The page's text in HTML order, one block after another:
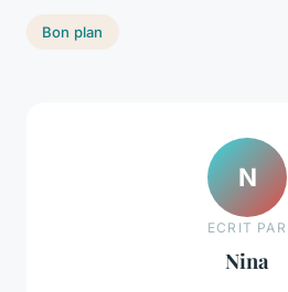
Bon plan
N
ECRIT PAR
Nina